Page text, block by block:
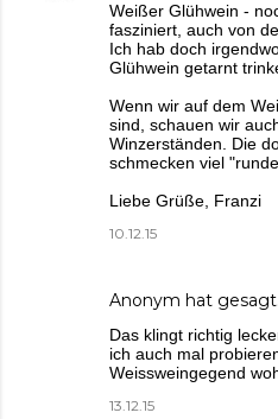
Weißer Glühwein -
fasziniert, auch von
Ich hab doch
Glühwein getarnt
Wenn wir auf dem
sind, schauen wir
Winzerständen. Die
schmecken viel
Liebe Grüße, Franzi
10.12.15
Anonym hat
Das klingt richtig
ich auch mal
Weissweingegend
13.12.15